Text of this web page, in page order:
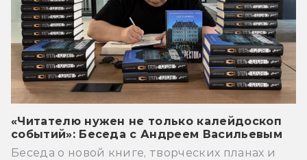
«Читателю нужен не только калейдоскоп
событий»: Беседа с Андреем Васильевым
Беседа о новой книге, творческих планах и